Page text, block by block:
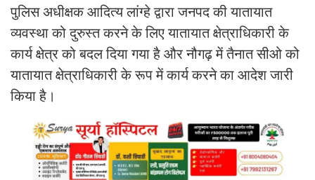
पुलिस अधीक्षक आदित्य लांग्हे द्वारा जनपद की यातायात
व्यवस्था को दुरुस्त करने के लिए यातायात क्षेत्राधिकारी के
कार्य क्षेत्र को बदल दिया गया है और नौगढ़ में तैनात सीओ को
यातायात क्षेत्राधिकारी के रूप में कार्य करने का आदेश जारी
किया है।